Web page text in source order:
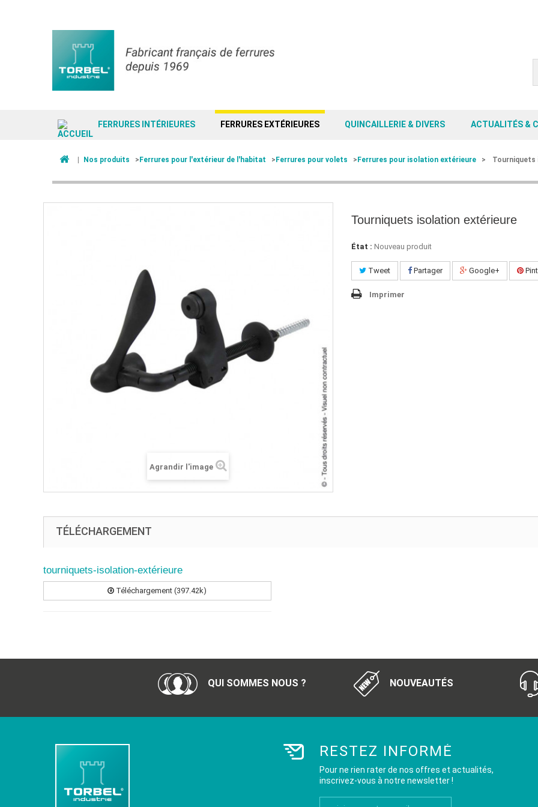
FERRURES INTÉRIEURES FERRURES EXTÉRIEURES QUINCAILLERIE & DIVERS ACTUALITÉS &
Nos produits > Ferrures pour l'extérieur de l'habitat > Ferrures pour volets > Ferrures pour isolation extérieure >
Agrandir l'image
Tourniquets isolation extérieure
État : Nouveau produit
Tweet Partager Google+
Imprimer
TÉLÉCHARGEMENT
tourniquets-isolation-extérieure
Téléchargement (397.42k)
QUI SOMMES NOUS ? NOUVEAUTÉS
RESTEZ INFORMÉ
Pour ne rien rater de nos offres et actualités,
inscrivez-vous à notre newsletter !